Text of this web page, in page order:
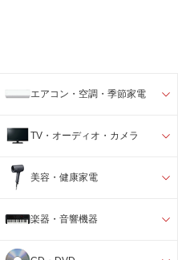
エアコン・空調・季節家電
TV・オーディオ・カメラ
美容・健康家電
楽器・音響機器